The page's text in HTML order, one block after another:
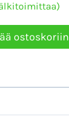
ostoskoriin